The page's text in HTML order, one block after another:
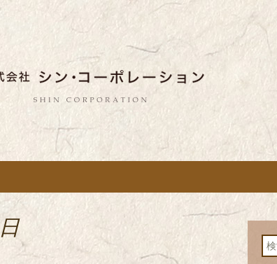
している
を運営する
ション」の
お店「真希（しんき）」と運営の
って24時間営業、宴会なども承
検